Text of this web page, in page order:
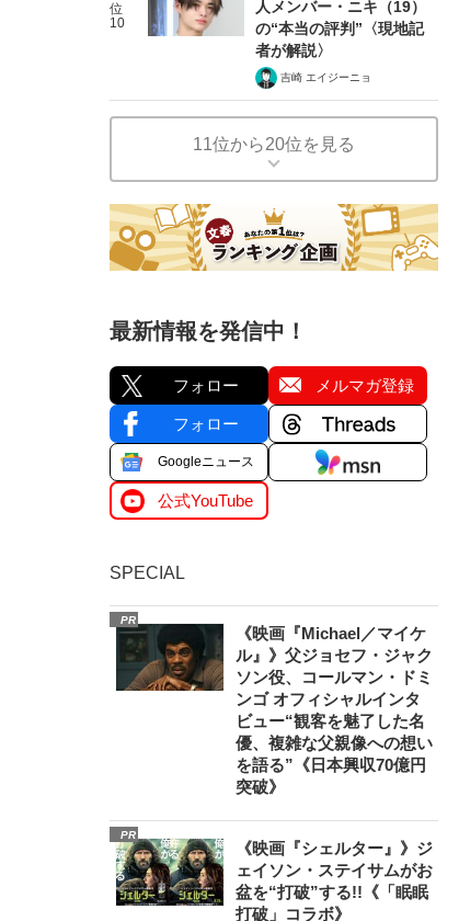
位
10
人メンバー・ニキ（19）
の“本当の評判”〈現地記
者が解説〉
吉崎 エイジーニョ
11位から20位を見る
最新情報を発信中！
フォロー メルマガ登録
フォロー
Googleニュース
公式YouTube
SPECIAL
PR
《映画『Michael／マイケ
ル』》父ジョセフ・ジャク
ソン役、コールマン・ドミ
ンゴ オフィシャルインタ
ビュー“観客を魅了した名
優、複雑な父親像への想い
を語る”《日本興収70億円
突破》
PR
《映画『シェルター』》ジ
ェイソン・ステイサムがお
盆を“打破”する!!《「眠眠
打破」コラボ》